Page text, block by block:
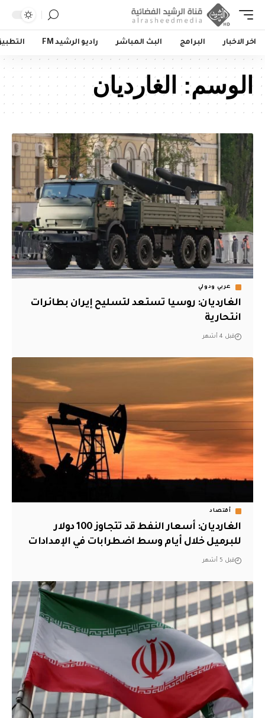
اخر الاخبار البرامج البث المباشر راديو الرشيد FM
الوسم: الغارديان
عربي ودولي
الغارديان: روسيا تستعد لتسليح إيران بطائرات
انتحارية
قبل 4 أشهر
أقتصاد
الغارديان: أسعار النفط قد تتجاوز 100 دولار
للبرميل خلال أيام وسط اضطرابات في الإمدادات
قبل 5 أشهر